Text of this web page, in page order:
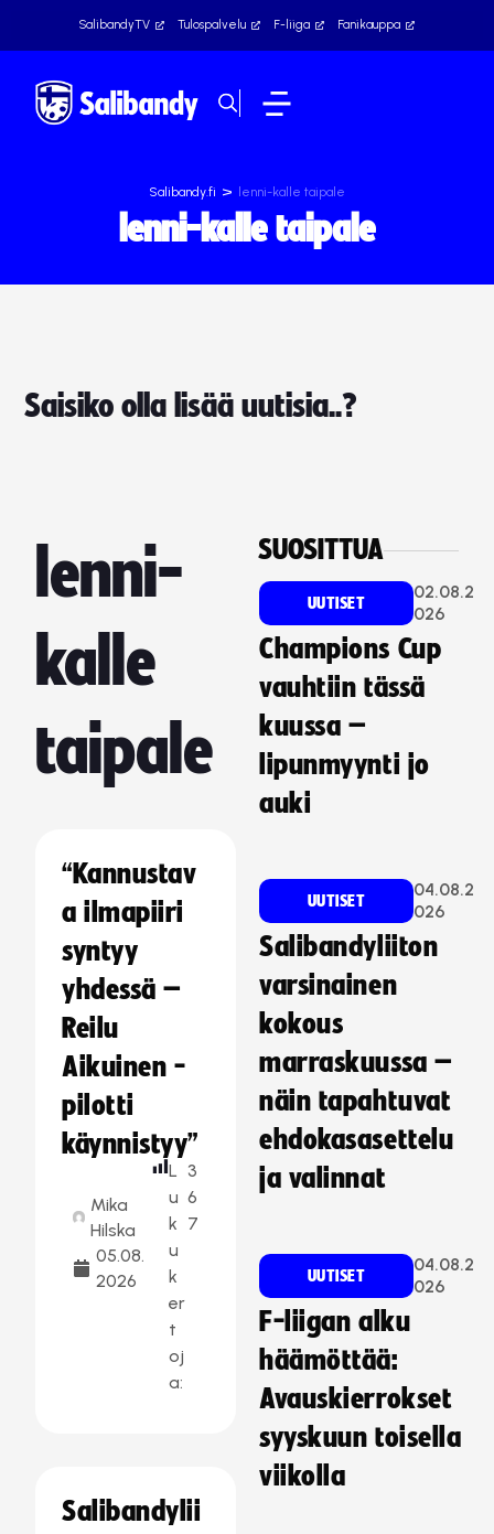
SalibandyTV Tulospalvelu F-liiga Fanikauppa
Salibandy.fi > lenni-kalle taipale
lenni-kalle taipale
Saisiko olla lisää uutisia..?
lenni-
kalle
taipale
“Kannustav
a ilmapiiri
syntyy
yhdessä –
Reilu
Aikuinen -
pilotti
käynnistyy”
Mika
Hilska
05.08.
2026
L
u
k
u
k
er
t
oj
a:
3
6
7
Salibandylii
SUOSITTUA
UUTISET
02.08.2
026
Champions Cup
vauhtiin tässä
kuussa –
lipunmyynti jo
auki
UUTISET
04.08.2
026
Salibandyliiton
varsinainen
kokous
marraskuussa –
näin tapahtuvat
ehdokasasettelu
ja valinnat
UUTISET
04.08.2
026
F-liigan alku
häämöttää:
Avauskierrokset
syyskuun toisella
viikolla